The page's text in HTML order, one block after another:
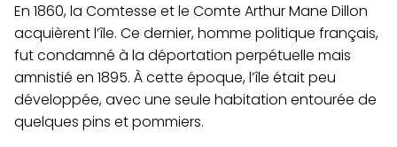
En 1860, la Comtesse et le Comte Arthur Mane Dillon
acquièrent l’île. Ce dernier, homme politique français,
fut condamné à la déportation perpétuelle mais
amnistié en 1895. À cette époque, l’île était peu
développée, avec une seule habitation entourée de
quelques pins et pommiers.